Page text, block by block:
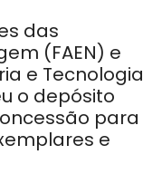
das
(FAEN) e
e Tecnologia
o depósito
para
e